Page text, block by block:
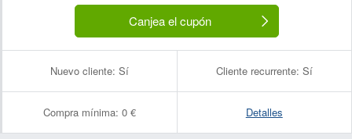
Canjea el cupón
Nuevo cliente: Sí Cliente recurrente: Sí
Compra mínima: 0 € Detalles